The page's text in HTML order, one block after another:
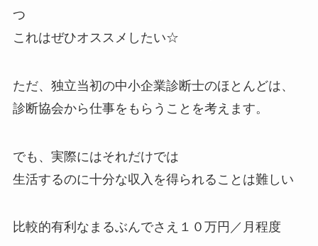
つ
これはぜひオススメしたい☆
ただ、独立当初の中小企業診断士のほとんどは、
診断協会から仕事をもらうことを考えます。
でも、実際にはそれだけでは
生活するのに十分な収入を得られることは難しい
比較的有利なまるぶんでさえ１０万円／月程度